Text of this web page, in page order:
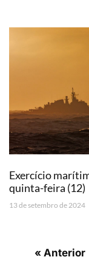
Exercício
quinta-feira (12)
13 de setembro de 2024
« Anterior